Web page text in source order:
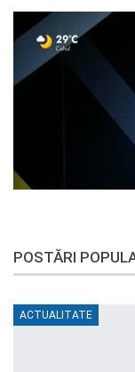
POSTĂRI
ACTUALITATE